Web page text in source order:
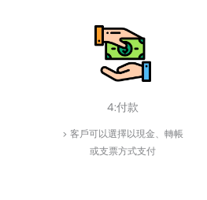
4:付款
> 客戶可以選擇以現金、轉帳
或支票方式支付